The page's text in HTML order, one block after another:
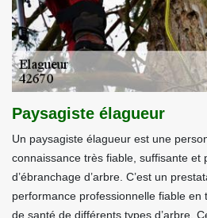
Paysagiste élagueur
Un paysagiste élagueur est une
connaissance très fiable, suffisante et
d’ébranchage d’arbre. C’est un
performance professionnelle fiable
de santé de différents types d’arbre.